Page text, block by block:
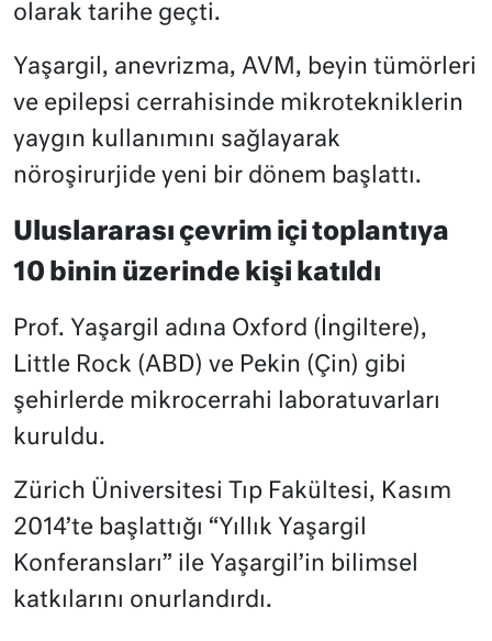
olarak tarihe geçti.
Yaşargil, anevrizma, AVM, beyin tümörleri
ve epilepsi cerrahisinde mikrotekniklerin
yaygın kullanımını sağlayarak
nöroşirurjide yeni bir dönem başlattı.
Uluslararası çevrim içi toplantıya
10 binin üzerinde kişi katıldı
Prof. Yaşargil adına Oxford (İngiltere),
Little Rock (ABD) ve Pekin (Çin) gibi
şehirlerde mikrocerrahi laboratuvarları
kuruldu.
Zürich Üniversitesi Tıp Fakültesi, Kasım
2014’te başlattığı “Yıllık Yaşargil
Konferansları” ile Yaşargil’in bilimsel
katkılarını onurlandırdı.